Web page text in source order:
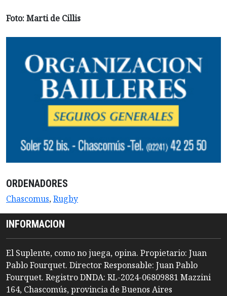
Foto: Marti de Cillis
ORDENADORES
Chascomus,Rugby
INFORMACION
El Suplente, como no juega, opina. Propietario: Juan
Pablo Fourquet. Director Responsable: Juan Pablo
Fourquet. Registro DNDA: RL-2024-06809881 Mazzini
164, Chascomús, provincia de Buenos Aires